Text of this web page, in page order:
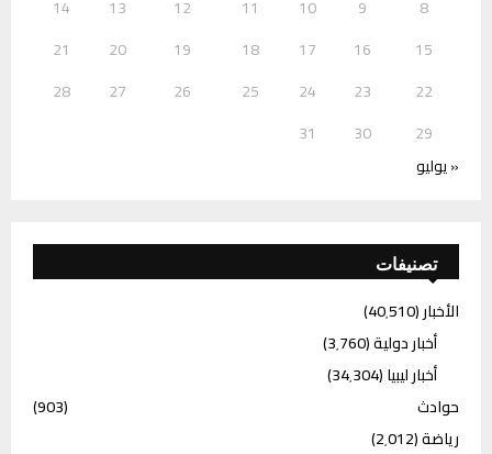
8
9
10
11
12
13
14
15
16
17
18
19
20
21
22
23
24
25
26
27
28
29
30
31
« يوليو
تصنيفات
الأخبار(40٬510)
أخبار دولية(3٬760)
أخبار ليبيا(34٬304)
حوادث
(903)
رياضة(2٬012)